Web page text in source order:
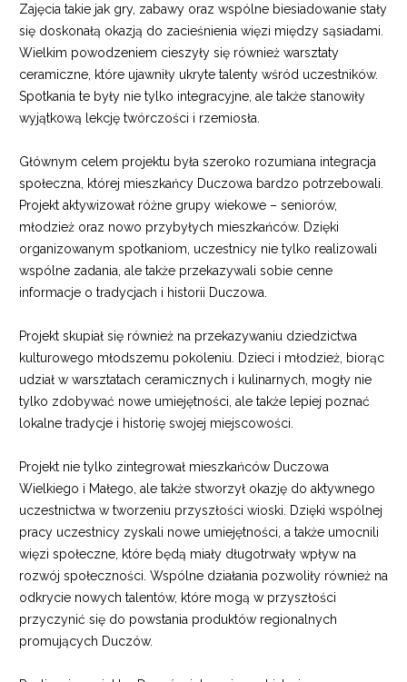
Zajęcia takie jak gry, zabawy oraz wspólne biesiadowanie stały
się doskonałą okazją do zacieśnienia więzi między sąsiadami.
Wielkim powodzeniem cieszyły się również warsztaty
ceramiczne, które ujawniły ukryte talenty wśród uczestników.
Spotkania te były nie tylko integracyjne, ale także stanowiły
wyjątkową lekcję twórczości i rzemiosła.
Głównym celem projektu była szeroko rozumiana integracja
społeczna, której mieszkańcy Duczowa bardzo potrzebowali.
Projekt aktywizował różne grupy wiekowe – seniorów,
młodzież oraz nowo przybyłych mieszkańców. Dzięki
organizowanym spotkaniom, uczestnicy nie tylko realizowali
wspólne zadania, ale także przekazywali sobie cenne
informacje o tradycjach i historii Duczowa.
Projekt skupiał się również na przekazywaniu dziedzictwa
kulturowego młodszemu pokoleniu. Dzieci i młodzież, biorąc
udział w warsztatach ceramicznych i kulinarnych, mogły nie
tylko zdobywać nowe umiejętności, ale także lepiej poznać
lokalne tradycje i historię swojej miejscowości.
Projekt nie tylko zintegrował mieszkańców Duczowa
Wielkiego i Małego, ale także stworzył okazję do aktywnego
uczestnictwa w tworzeniu przyszłości wioski. Dzięki wspólnej
pracy uczestnicy zyskali nowe umiejętności, a także umocnili
więzi społeczne, które będą miały długotrwały wpływ na
rozwój społeczności. Wspólne działania pozwoliły również na
odkrycie nowych talentów, które mogą w przyszłości
przyczynić się do powstania produktów regionalnych
promujących Duczów.